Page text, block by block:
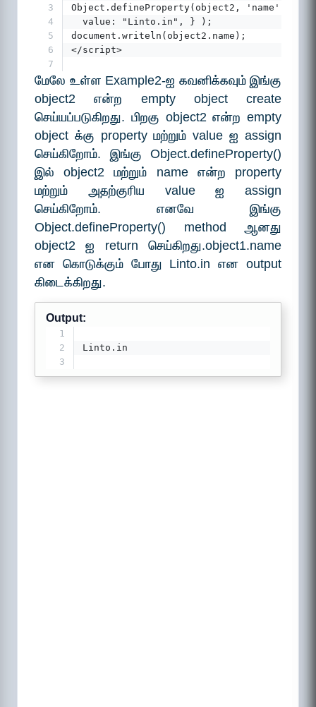
3
Object.defineProperty(object2, 'name', {
4
  value: "Linto.in", } );
5
document.writeln(object2.name);
6
</script>
7
மேலே உள்ள Example2-ஐ கவனிக்கவும் இங்கு
object2 என்ற empty object create
செய்யப்படுகிறது. பிறகு object2 என்ற empty
object க்கு property மற்றும் value ஐ assign
செய்கிறோம். இங்கு Object.defineProperty()
இல் object2 மற்றும் name என்ற property
மற்றும் அதற்குரிய value ஐ assign
செய்கிறோம். எனவே இங்கு
Object.defineProperty() method ஆனது
object2 ஐ return செய்கிறது.object1.name
என கொடுக்கும் போது Linto.in என output
கிடைக்கிறது.
Output:
1
2
Linto.in
3